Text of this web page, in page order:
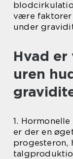
være faktorer
under
Hvad
uren
1.
er der en
progesteron,